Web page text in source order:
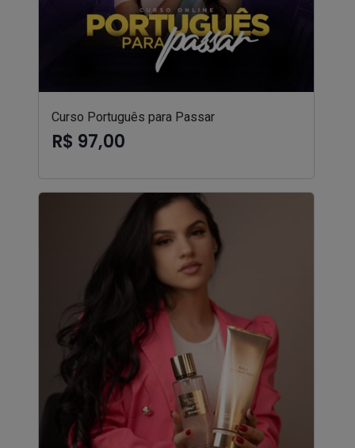
Curso Português para Passar
R$ 97,00